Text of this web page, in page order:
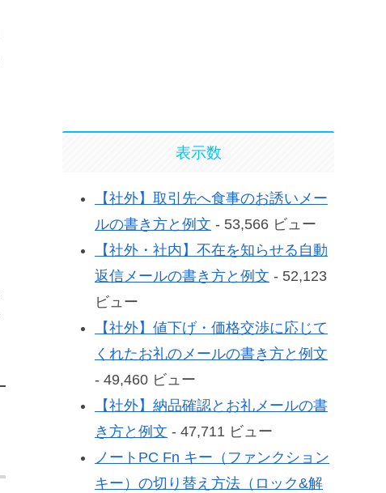
表示数
【社外】取引先へ食事のお誘いメー
ルの書き方と例文 - 53,566 ビュー
【社外・社内】不在を知らせる自動
返信メールの書き方と例文 - 52,123
ビュー
【社外】値下げ・価格交渉に応じて
くれたお礼のメールの書き方と例文
- 49,460 ビュー
【社外】納品確認とお礼メールの書
き方と例文 - 47,711 ビュー
ノートPC Fn キー（ファンクション
キー）の切り替え方法（ロック&解